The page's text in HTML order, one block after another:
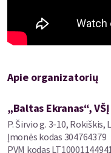
Apie organizatorių
„Baltas Ekranas“, VŠĮ
P. Širvio g. 3-10, Rokiškis,
Įmonės kodas 304764379
PVM kodas